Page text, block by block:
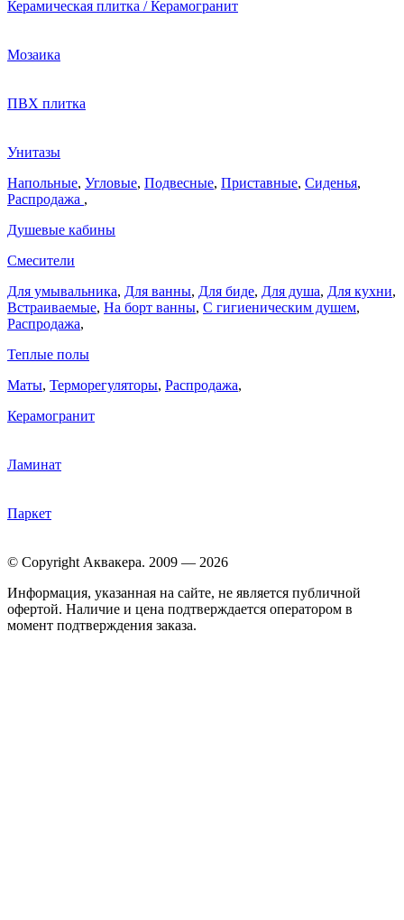
Керамическая плитка / Керамогранит
Мозаика
ПВХ плитка
Унитазы
Напольные, Угловые, Подвесные, Приставные, Сиденья,
Распродажа ,
Душевые кабины
Смесители
Для умывальника, Для ванны, Для биде, Для душа, Для кухни,
Встраиваемые, На борт ванны, C гигиеническим душем,
Распродажа,
Теплые полы
Маты, Терморегуляторы, Распродажа,
Керамогранит
Ламинат
Паркет
© Copyright Аквакера. 2009 — 2026
Информация, указанная на сайте, не является публичной
офертой. Наличие и цена подтверждается оператором в
момент подтверждения заказа.